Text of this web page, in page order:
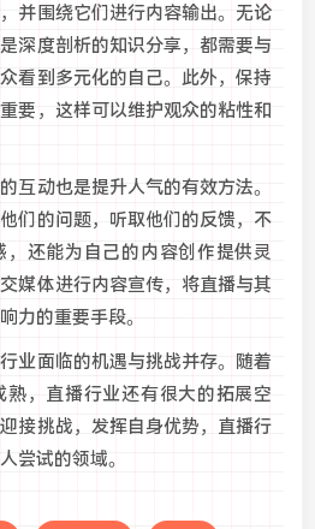
并围绕它们进行内容输出。无论
深度剖析的知识分享，都需要与
看到多元化的自己。此外，保持
要，这样可以维护观众的粘性和
互动也是提升人气的有效方法。
们的问题，听取他们的反馈，不
还能为自己的内容创作提供灵
媒体进行内容宣传，将直播与其
力的重要手段。
业面临的机遇与挑战并存。随着
，直播行业还有很大的拓展空
接挑战，发挥自身优势，直播行
尝试的领域。